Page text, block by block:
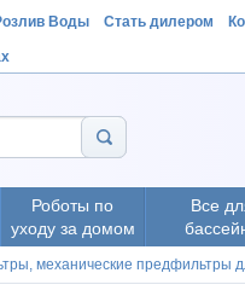
Воды Стать дилером
Роботы по
уходу за домом
Все
механические предфильтры